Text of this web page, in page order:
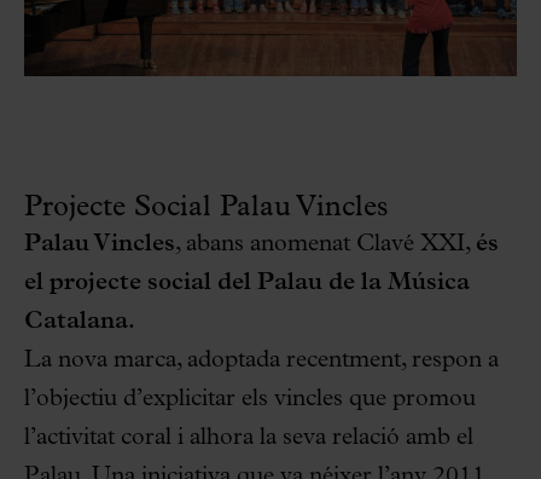
Projecte Social Palau Vincles
Palau Vincles, abans anomenat Clavé XXI, és
el projecte social del Palau de la Música
Catalana.
La nova marca, adoptada recentment, respon a
l’objectiu d’explicitar els vincles que promou
l’activitat coral i alhora la seva relació amb el